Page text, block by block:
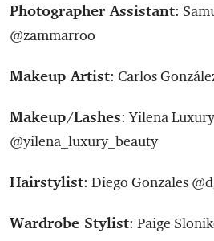
Photographer Assistant:
@zammarroo
Makeup Artist: Carlos
Makeup/Lashes: Yilena
@yilena_luxury_beauty
Hairstylist: Diego Gonzales
Wardrobe Stylist: Paige